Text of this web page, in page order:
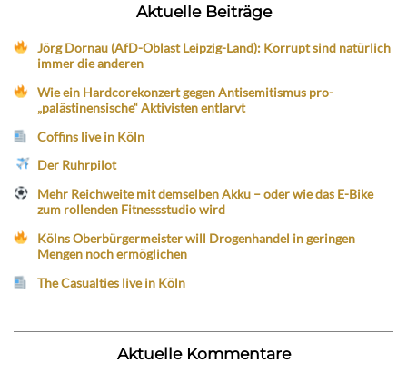
Aktuelle Beiträge
Jörg Dornau (AfD-Oblast Leipzig-Land): Korrupt sind natürlich
immer die anderen
Wie ein Hardcorekonzert gegen Antisemitismus pro-
„palästinensische“ Aktivisten entlarvt
Coffins live in Köln
Der Ruhrpilot
Mehr Reichweite mit demselben Akku – oder wie das E-Bike
zum rollenden Fitnessstudio wird
Kölns Oberbürgermeister will Drogenhandel in geringen
Mengen noch ermöglichen
The Casualties live in Köln
Aktuelle Kommentare